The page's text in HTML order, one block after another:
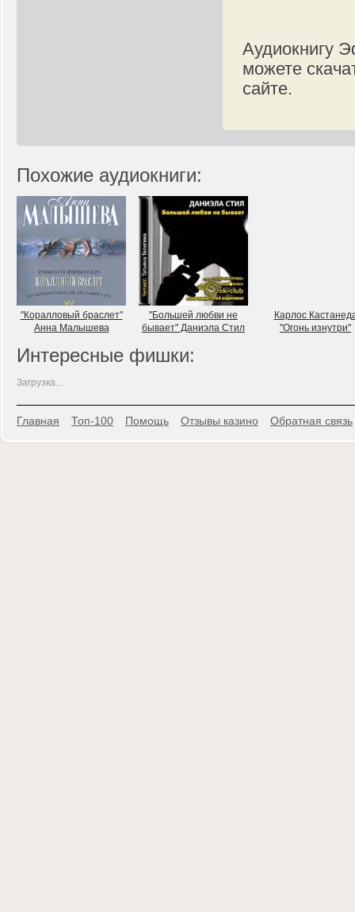
Аудиокнигу
можете
сайте.
Похожие аудиокниги:
"Коралловый браслет"
Анна Малышева
"Большей любви не
бывает" Даниэла Стил
Карлос
"Огонь изнутри"
Интересные фишки:
Загрузка...
Главная Топ-100 Помощь Отзывы казино Обратная связь